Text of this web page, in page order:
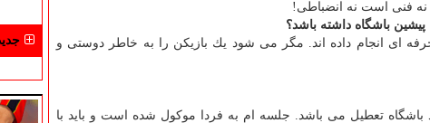
نه فنی است نه انضباطی!
باشگاه داشته باشد؟
ای انجام داده اند. مگر می شود یك بازیكن را به خاطر دوستی و
بروم كه گفتند باشگاه تعطیل می باشد. جلسه ام به فردا موكول شده است و باید با